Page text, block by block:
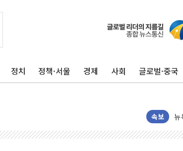
정치 정책·서울 경제 사회 글로벌·중국
속보
유
리
뉴
청
금